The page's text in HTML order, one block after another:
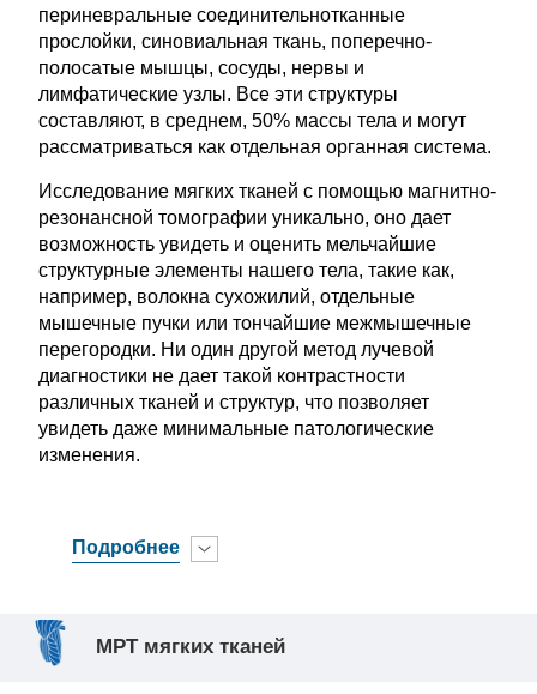
периневральные соединительнотканные
прослойки, синовиальная ткань, поперечно-
полосатые мышцы, сосуды, нервы и
лимфатические узлы. Все эти структуры
составляют, в среднем, 50% массы тела и могут
рассматриваться как отдельная органная система.
Исследование мягких тканей с помощью магнитно-
резонансной томографии уникально, оно дает
возможность увидеть и оценить мельчайшие
структурные элементы нашего тела, такие как,
например, волокна сухожилий, отдельные
мышечные пучки или тончайшие межмышечные
перегородки. Ни один другой метод лучевой
диагностики не дает такой контрастности
различных тканей и структур, что позволяет
увидеть даже минимальные патологические
изменения.
Подробнее
МРТ мягких тканей